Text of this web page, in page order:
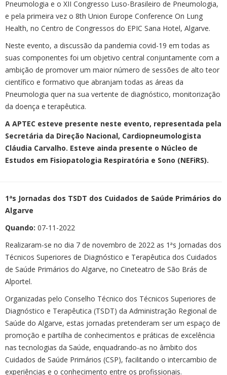
Pneumologia e o XII Congresso Luso-Brasileiro de Pneumologia,
e pela primeira vez o 8th Union Europe Conference On Lung
Health, no Centro de Congressos do EPIC Sana Hotel, Algarve.
Neste evento, a discussão da pandemia covid-19 em todas as
suas componentes foi um objetivo central conjuntamente com a
ambição de promover um maior número de sessões de alto teor
científico e formativo que abranjam todas as áreas da
Pneumologia quer na sua vertente de diagnóstico, monitorização
da doença e terapêutica.
A APTEC esteve presente neste evento, representada pela
Secretária da Direção Nacional, Cardiopneumologista
Cláudia Carvalho. Esteve ainda presente o Núcleo de
Estudos em Fisiopatologia Respiratória e Sono (NEFiRS).
1ªs Jornadas dos TSDT dos Cuidados de Saúde Primários do
Algarve
Quando: 07-11-2022
Realizaram-se no dia 7 de novembro de 2022 as 1ªs Jornadas dos
Técnicos Superiores de Diagnóstico e Terapêutica dos Cuidados
de Saúde Primários do Algarve, no Cineteatro de São Brás de
Alportel.
Organizadas pelo Conselho Técnico dos Técnicos Superiores de
Diagnóstico e Terapêutica (TSDT) da Administração Regional de
Saúde do Algarve, estas jornadas pretenderam ser um espaço de
promoção e partilha de conhecimentos e práticas de excelência
nas tecnologias da Saúde, enquadrando-as no âmbito dos
Cuidados de Saúde Primários (CSP), facilitando o intercambio de
experiências e o conhecimento entre os profissionais.